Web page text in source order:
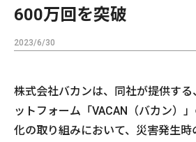
600万回を突破
2023/6/30
株式会社バカンは、同社が提供す
ットフォーム「VACAN（バカン）
化の取り組みにおいて、災害発生